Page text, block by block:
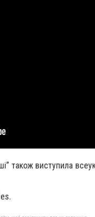
також виступила